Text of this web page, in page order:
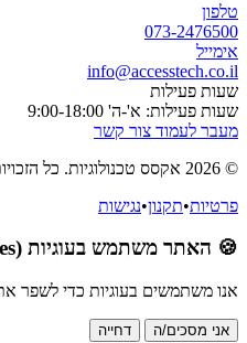
טלפון
073-2476500
אימייל
info@accesstech.co.il
שעות פעילות
שעות פעילות: א'-ה' 9:00-18:00
מעבר לעמוד צור קשר
© 2026 אקסס טכנולוגיות. כל הזכויות שמורות.
פרטיות•תקנון•נגישות
🍪 האתר משתמש בעוגיות (Cookies)
אנו משתמשים בעוגיות כדי לשפר
אני מסכים/ה דחייה